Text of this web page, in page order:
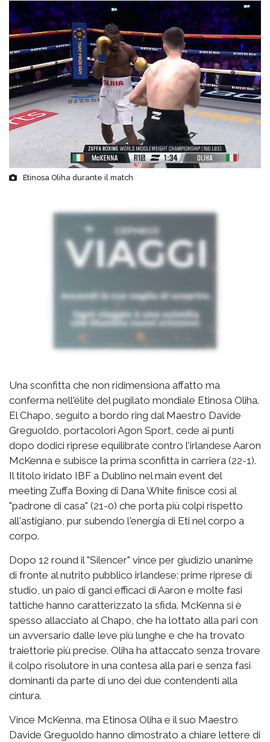
Etinosa Oliha durante il match
Una sconfitta che non ridimensiona affatto ma
conferma nell'élite del pugilato mondiale Etinosa Oliha.
El Chapo, seguito a bordo ring dal Maestro Davide
Greguoldo, portacolori Agon Sport, cede ai punti
dopo dodici riprese equilibrate contro l'irlandese Aaron
McKenna e subisce la prima sconfitta in carriera (22-1).
Il titolo iridato IBF a Dublino nel main event del
meeting Zuffa Boxing di Dana White finisce così al
"padrone di casa" (21-0) che porta più colpi rispetto
all'astigiano, pur subendo l'energia di Eti nel corpo a
corpo.
Dopo 12 round il "Silencer" vince per giudizio unanime
di fronte al nutrito pubblico irlandese: prime riprese di
studio, un paio di ganci efficaci di Aaron e molte fasi
tattiche hanno caratterizzato la sfida. McKenna si è
spesso allacciato al Chapo, che ha lottato alla pari con
un avversario dalle leve più lunghe e che ha trovato
traiettorie più precise. Oliha ha attaccato senza trovare
il colpo risolutore in una contesa alla pari e senza fasi
dominanti da parte di uno dei due contendenti alla
cintura.
Vince McKenna, ma Etinosa Oliha e il suo Maestro
Davide Greguoldo hanno dimostrato a chiare lettere di